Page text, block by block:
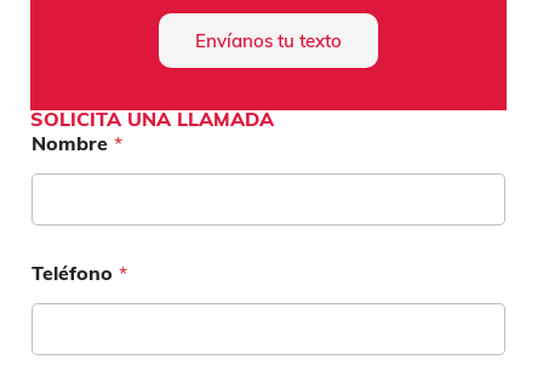
Envíanos tu texto
SOLICITA UNA LLAMADA
Nombre *
Teléfono *